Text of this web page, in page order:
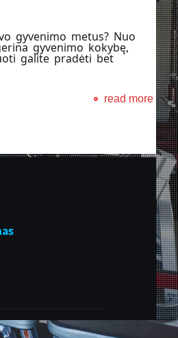
gyvenimo metus? Nuo
gyvenimo kokybę,
galite pradėti bet
read more